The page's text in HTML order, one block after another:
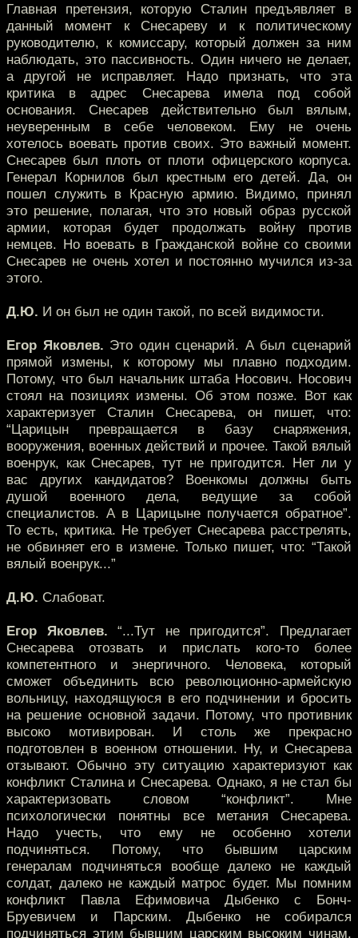
Главная претензия, которую Сталин предъявляет в
данный момент к Снесареву и к политическому
руководителю, к комиссару, который должен за ним
наблюдать, это пассивность. Один ничего не делает,
а другой не исправляет. Надо признать, что эта
критика в адрес Снесарева имела под собой
основания. Снесарев действительно был вялым,
неуверенным в себе человеком. Ему не очень
хотелось воевать против своих. Это важный момент.
Снесарев был плоть от плоти офицерского корпуса.
Генерал Корнилов был крестным его детей. Да, он
пошел служить в Красную армию. Видимо, принял
это решение, полагая, что это новый образ русской
армии, которая будет продолжать войну против
немцев. Но воевать в Гражданской войне со своими
Снесарев не очень хотел и постоянно мучился из-за
этого.
Д.Ю. И он был не один такой, по всей видимости.
Егор Яковлев. Это один сценарий. А был сценарий
прямой измены, к которому мы плавно подходим.
Потому, что был начальник штаба Носович. Носович
стоял на позициях измены. Об этом позже. Вот как
характеризует Сталин Снесарева, он пишет, что:
“Царицын превращается в базу снаряжения,
вооружения, военных действий и прочее. Такой вялый
военрук, как Снесарев, тут не пригодится. Нет ли у
вас других кандидатов? Военкомы должны быть
душой военного дела, ведущие за собой
специалистов. А в Царицыне получается обратное”.
То есть, критика. Не требует Снесарева расстрелять,
не обвиняет его в измене. Только пишет, что: “Такой
вялый военрук...”
Д.Ю. Слабоват.
Егор Яковлев. “...Тут не пригодится”. Предлагает
Снесарева отозвать и прислать кого-то более
компетентного и энергичного. Человека, который
сможет объединить всю революционно-армейскую
вольницу, находящуюся в его подчинении и бросить
на решение основной задачи. Потому, что противник
высоко мотивирован. И столь же прекрасно
подготовлен в военном отношении. Ну, и Снесарева
отзывают. Обычно эту ситуацию характеризуют как
конфликт Сталина и Снесарева. Однако, я не стал бы
характеризовать словом “конфликт”. Мне
психологически понятны все метания Снесарева.
Надо учесть, что ему не особенно хотели
подчиняться. Потому, что бывшим царским
генералам подчиняться вообще далеко не каждый
солдат, далеко не каждый матрос будет. Мы помним
конфликт Павла Ефимовича Дыбенко с Бонч-
Бруевичем и Парским. Дыбенко не собирался
подчиняться этим бывшим царским высоким чинам.